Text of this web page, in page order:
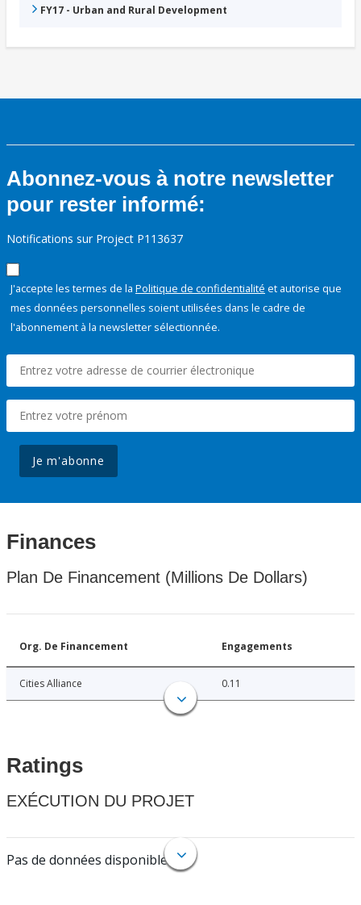
FY17 - Urban and Rural Development
Abonnez-vous à notre newsletter
pour rester informé:
Notifications sur Project P113637
J'accepte les termes de la Politique de confidentialité et autorise que
mes données personnelles soient utilisées dans le cadre de
l'abonnement à la newsletter sélectionnée.
Je m'abonne
Finances
Plan De Financement (Millions De Dollars)
Org. De Financement Engagements
Cities Alliance 0.11
Ratings
EXÉCUTION DU PROJET
Pas de données disponibles.